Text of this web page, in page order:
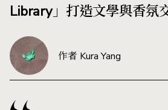
Library」打造文學與香氛
作者 Kura Yang